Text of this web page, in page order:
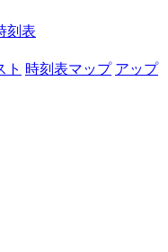
刻表
ト 時刻表マップ アップ